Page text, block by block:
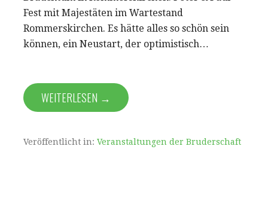
Fest mit Majestäten im Wartestand
Rommerskirchen. Es hätte alles so schön sein
können, ein Neustart, der optimistisch…
WEITERLESEN →
Veröffentlicht in: Veranstaltungen der Bruderschaft